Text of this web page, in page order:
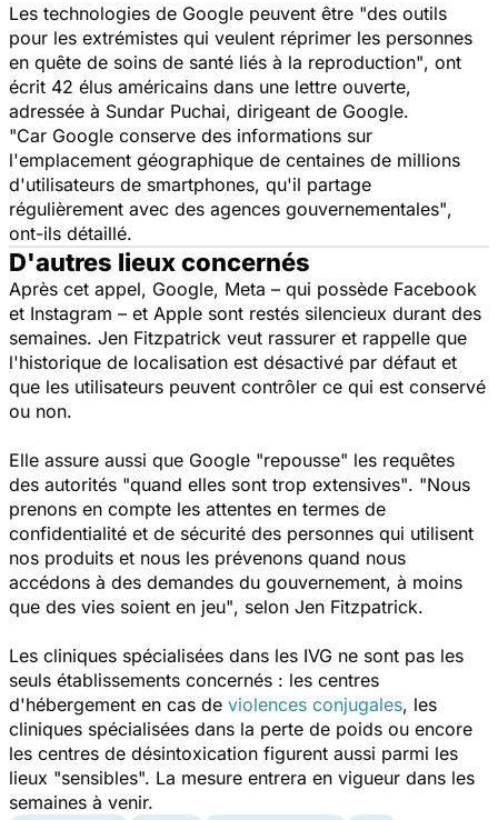
Les technologies de Google peuvent être "des outils
pour les extrémistes qui veulent réprimer les personnes
en quête de soins de santé liés à la reproduction", ont
écrit 42 élus américains dans une lettre ouverte,
adressée à Sundar Puchai, dirigeant de Google.
"Car Google conserve des informations sur
l'emplacement géographique de centaines de millions
d'utilisateurs de smartphones, qu'il partage
régulièrement avec des agences gouvernementales",
ont-ils détaillé.
D'autres lieux concernés
Après cet appel, Google, Meta – qui possède Facebook
et Instagram – et Apple sont restés silencieux durant des
semaines. Jen Fitzpatrick veut rassurer et rappelle que
l'historique de localisation est désactivé par défaut et
que les utilisateurs peuvent contrôler ce qui est conservé
ou non.
Elle assure aussi que Google "repousse" les requêtes
des autorités "quand elles sont trop extensives". "Nous
prenons en compte les attentes en termes de
confidentialité et de sécurité des personnes qui utilisent
nos produits et nous les prévenons quand nous
accédons à des demandes du gouvernement, à moins
que des vies soient en jeu", selon Jen Fitzpatrick.
Les cliniques spécialisées dans les IVG ne sont pas les
seuls établissements concernés : les centres
d'hébergement en cas de violences conjugales, les
cliniques spécialisées dans la perte de poids ou encore
les centres de désintoxication figurent aussi parmi les
lieux "sensibles". La mesure entrera en vigueur dans les
semaines à venir.